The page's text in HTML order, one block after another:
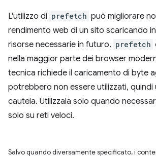
L'utilizzo di prefetch può migliorare
rendimento web di un sito scaricando
risorse necessarie in futuro. prefetch
nella maggior parte dei browser
tecnica richiede il caricamento di byte
potrebbero non essere utilizzati, quindi
cautela. Utilizzala solo quando
solo su reti veloci.
Salvo quando diversamente specificato, i